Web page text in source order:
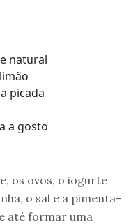
natural
picada
a gosto
os ovos, o iogurte
o sal e a pimenta-
até formar uma